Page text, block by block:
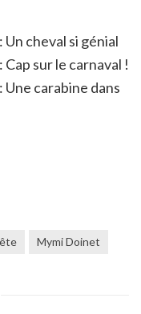
Un cheval si génial
sur le carnaval !
Une carabine dans
Mymi Doinet